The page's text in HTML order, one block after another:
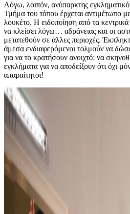
Λόγω, λοιπόν, ανύπαρκτης
Τμήμα του τόπου έρχεται αντιμέτωπο
λουκέτο. Η ειδοποίηση από τα
να κλείσει λόγω… αδράνειας και οι
μετατεθούν σε άλλες περιοχές.
άμεσα ενδιαφερόμενοι τολμούν να
για να το κρατήσουν ανοιχτό: να
εγκλήματα για να αποδείξουν ότι όχι
απαραίτητοι!